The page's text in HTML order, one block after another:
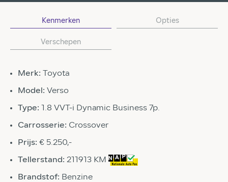
Kenmerken Opties
Verschepen
Merk: Toyota
Model: Verso
Type: 1.8 VVT-i Dynamic Business 7p.
Carrosserie: Crossover
Prijs: € 5.250,-
Tellerstand: 211913 KM
Brandstof: Benzine